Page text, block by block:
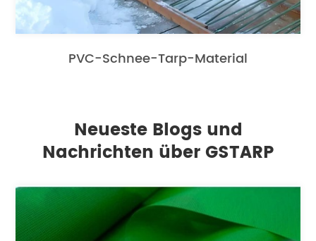
PVC-Schnee-Tarp-Material
Neueste Blogs und
Nachrichten über GSTARP